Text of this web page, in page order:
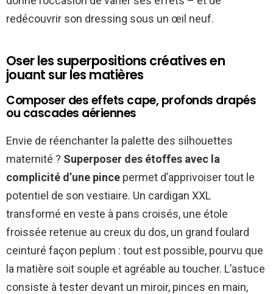
redécouvrir son dressing sous un œil neuf.
Oser les superpositions créatives en
jouant sur les matières
Composer des effets cape, profonds drapés
ou cascades aériennes
Envie de réenchanter la palette des silhouettes
maternité ? Superposer des étoffes avec la
complicité d’une pince permet d’apprivoiser tout le
potentiel de son vestiaire. Un cardigan XXL
transformé en veste à pans croisés, une étole
froissée retenue au creux du dos, un grand foulard
ceinturé façon peplum : tout est possible, pourvu que
la matière soit souple et agréable au toucher. L’astuce
consiste à tester devant un miroir, pinces en main,